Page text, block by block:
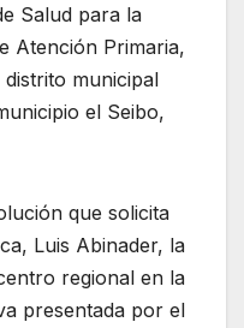
Salud para la
Atención Primaria,
municipal
el Seibo,
que solicita
Luis Abinader, la
regional en la
presentada por el